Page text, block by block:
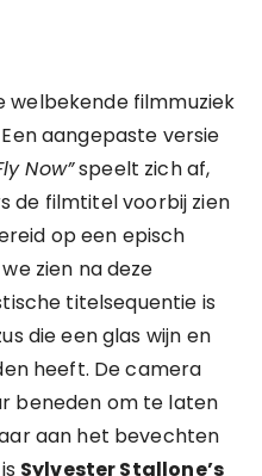
filmmuziek
Een aangepaste versie
Now”speelt zich af,
de filmtitel voorbij zien
op een episch
zien na deze
titelsequentie is
die een glas wijn en
heeft. De camera
beneden om te laten
aan het bevechten
Sylvester Stallone’s